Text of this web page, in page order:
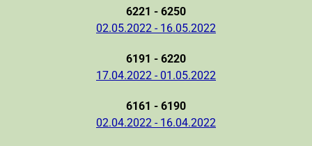
6221 - 6250
02.05.2022 - 16.05.2022
6191 - 6220
17.04.2022 - 01.05.2022
6161 - 6190
02.04.2022 - 16.04.2022